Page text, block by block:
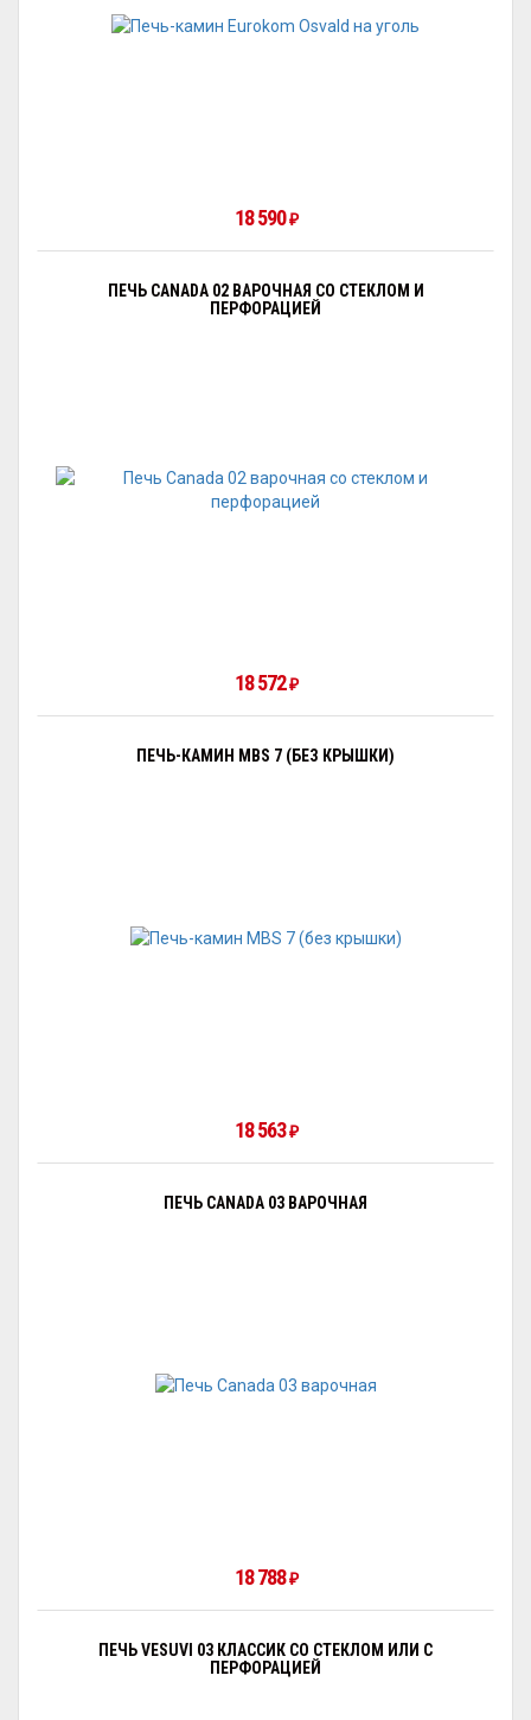
18 590 ₽
ПЕЧЬ CANADA 02 ВАРОЧНАЯ СО СТЕКЛОМ И
ПЕРФОРАЦИЕЙ
18 572 ₽
ПЕЧЬ-КАМИН MBS 7 (БЕЗ КРЫШКИ)
18 563 ₽
ПЕЧЬ CANADA 03 ВАРОЧНАЯ
18 788 ₽
ПЕЧЬ VESUVI 03 КЛАССИК СО СТЕКЛОМ ИЛИ С
ПЕРФОРАЦИЕЙ